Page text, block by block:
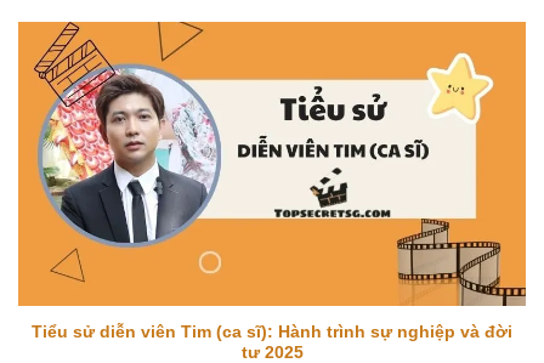
Tiểu sử diễn viên Tim (ca sĩ): Hành trình sự nghiệp và đời
tư 2025